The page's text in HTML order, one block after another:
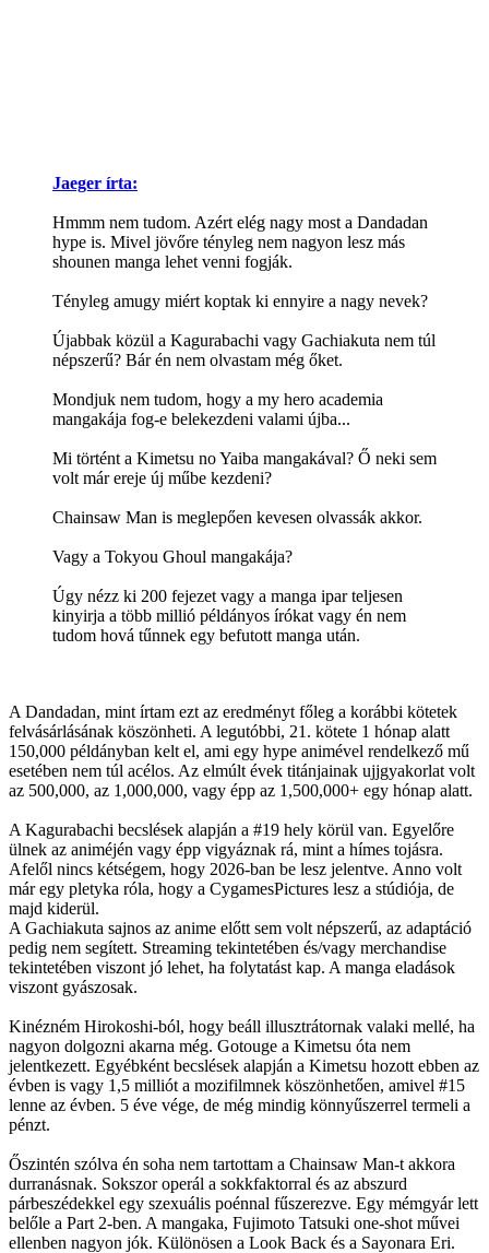
Jaeger írta:
Hmmm nem tudom. Azért elég nagy most a Dandadan
hype is. Mivel jövőre tényleg nem nagyon lesz más
shounen manga lehet venni fogják.
Tényleg amugy miért koptak ki ennyire a nagy nevek?
Újabbak közül a Kagurabachi vagy Gachiakuta nem túl
népszerű? Bár én nem olvastam még őket.
Mondjuk nem tudom, hogy a my hero academia
mangakája fog-e belekezdeni valami újba...
Mi történt a Kimetsu no Yaiba mangakával? Ő neki sem
volt már ereje új műbe kezdeni?
Chainsaw Man is meglepően kevesen olvassák akkor.
Vagy a Tokyou Ghoul mangakája?
Úgy nézz ki 200 fejezet vagy a manga ipar teljesen
kinyirja a több millió példányos írókat vagy én nem
tudom hová tűnnek egy befutott manga után.
A Dandadan, mint írtam ezt az eredményt főleg a korábbi kötetek
felvásárlásának köszönheti. A legutóbbi, 21. kötete 1 hónap alatt
150,000 példányban kelt el, ami egy hype animével rendelkező mű
esetében nem túl acélos. Az elmúlt évek titánjainak ujjgyakorlat volt
az 500,000, az 1,000,000, vagy épp az 1,500,000+ egy hónap alatt.
A Kagurabachi becslések alapján a #19 hely körül van. Egyelőre
ülnek az animéjén vagy épp vigyáznak rá, mint a hímes tojásra.
Afelől nincs kétségem, hogy 2026-ban be lesz jelentve. Anno volt
már egy pletyka róla, hogy a CygamesPictures lesz a stúdiója, de
majd kiderül.
A Gachiakuta sajnos az anime előtt sem volt népszerű, az adaptáció
pedig nem segített. Streaming tekintetében és/vagy merchandise
tekintetében viszont jó lehet, ha folytatást kap. A manga eladások
viszont gyászosak.
Kinézném Hirokoshi-ból, hogy beáll illusztrátornak valaki mellé, ha
nagyon dolgozni akarna még. Gotouge a Kimetsu óta nem
jelentkezett. Egyébként becslések alapján a Kimetsu hozott ebben az
évben is vagy 1,5 milliót a mozifilmnek köszönhetően, amivel #15
lenne az évben. 5 éve vége, de még mindig könnyűszerrel termeli a
pénzt.
Őszintén szólva én soha nem tartottam a Chainsaw Man-t akkora
durranásnak. Sokszor operál a sokkfaktorral és az abszurd
párbeszédekkel egy szexuális poénnal fűszerezve. Egy mémgyár lett
belőle a Part 2-ben. A mangaka, Fujimoto Tatsuki one-shot művei
ellenben nagyon jók. Különösen a Look Back és a Sayonara Eri.